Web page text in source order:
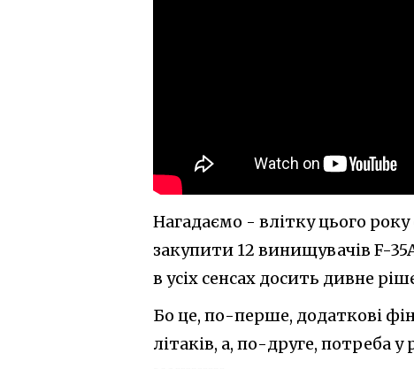
Нагадаємо - влітку цього
закупити 12 винищувачів F-
в усіх сенсах досить дивне
Бо це, по-перше, додаткові
літаків, а, по-друге, потреба